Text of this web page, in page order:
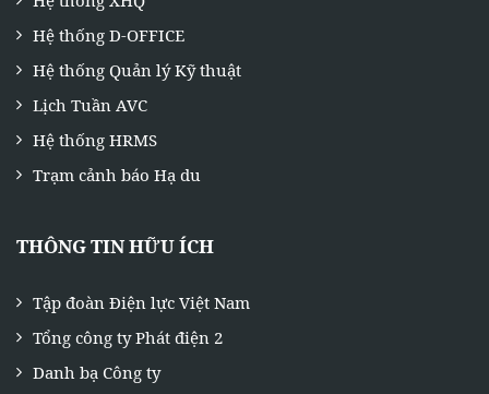
Hệ thống D-OFFICE
Hệ thống Quản lý Kỹ thuật
Lịch Tuần AVC
Hệ thống HRMS
Trạm cảnh báo Hạ du
THÔNG TIN HỮU ÍCH
Tập đoàn Điện lực Việt Nam
Tổng công ty Phát điện 2
Danh bạ Công ty